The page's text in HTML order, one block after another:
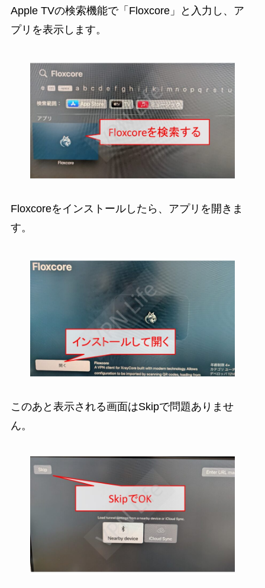
Apple TVの検索機能で「Floxcore」と入力し、ア
プリを表示します。
Floxcoreをインストールしたら、アプリを開きま
す。
このあと表示される画面はSkipで問題ありませ
ん。